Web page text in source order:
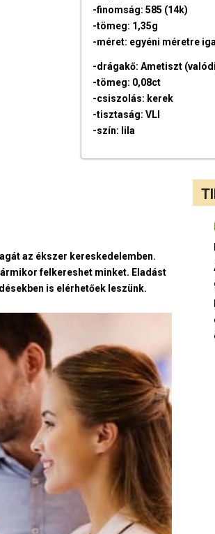
-finomság: 585 (14k)
-tömeg: 1,35g
-méret: egyéni méretre
-drágakő: Ametiszt
-tömeg: 0,08ct
-csiszolás: kerek
-tisztaság: VLI
-szín: lila
az ékszer kereskedelemben.
felkereshet minket. Eladást
is elérhetőek leszünk.